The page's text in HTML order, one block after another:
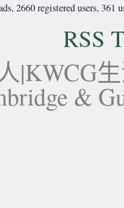
2660 registered users, 361
RSS
|KWCG
&